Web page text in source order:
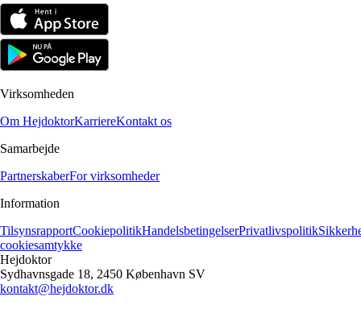
Virksomheden
Om HejdoktorKarriereKontakt os
Samarbejde
PartnerskaberFor virksomheder
Information
TilsynsrapportCookiepolitikHandelsbetingelserPrivatlivspolitik
cookiesamtykke
Hejdoktor
Sydhavnsgade 18, 2450 København SV
kontakt@hejdoktor.dk